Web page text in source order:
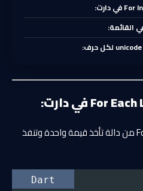
تتكون بنية حلقة الـ For Each Loop من دالة تأخذ قيمة واحدة وتنفذ
Dart